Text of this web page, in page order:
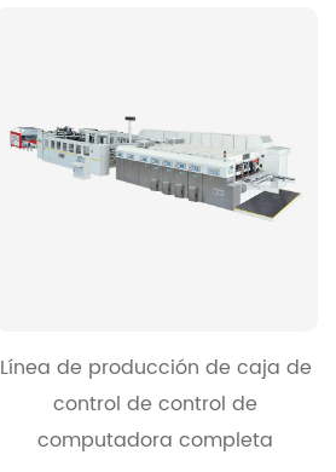
Línea de producción de caja de
control de control de
computadora completa